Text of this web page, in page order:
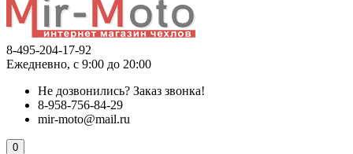
8-495-204-17-92
Ежедневно, с 9:00 до 20:00
Не дозвонились? Заказ звонка!
8-958-756-84-29
mir-moto@mail.ru
0